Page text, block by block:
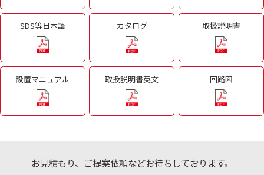
SDS等日本語 カタログ 取扱説明書
設置マニュアル 取扱説明書英文 回路図
お見積もり、ご提案依頼などお待ちしております。